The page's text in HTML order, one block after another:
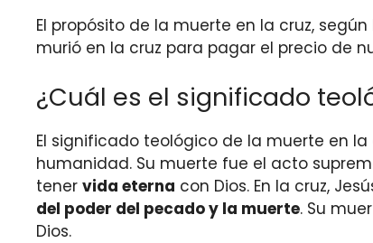
El propósito de la muerte en la cruz, según
murió en la cruz para pagar el precio de
¿Cuál es el significado
El significado teológico de la muerte en la
humanidad. Su muerte fue el acto
tener vida eterna con Dios. En la cruz,
del poder del pecado y la muerte. Su
Dios.